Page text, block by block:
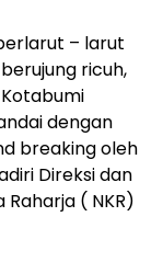
– larut
ricuh,
dengan
breaking oleh
Direksi dan
( NKR)